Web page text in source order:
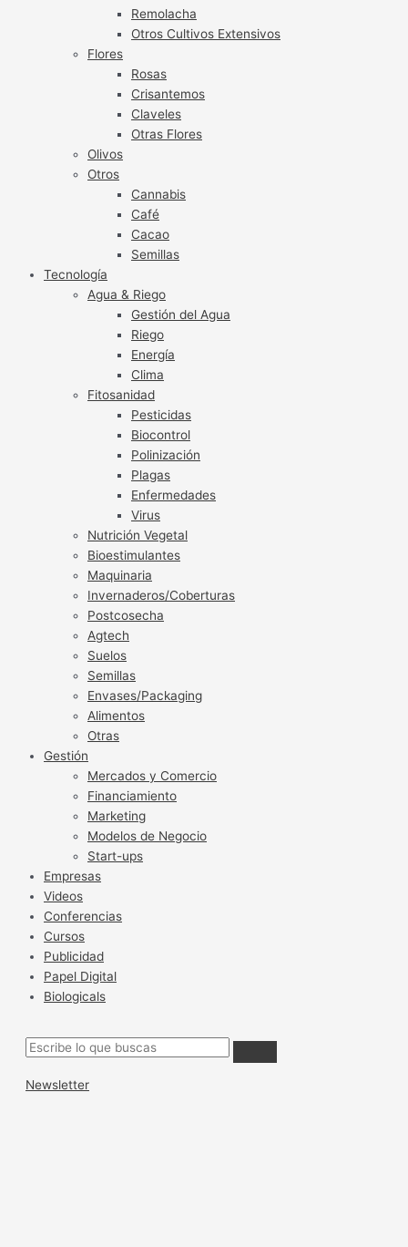
Remolacha
Otros Cultivos Extensivos
Flores
Rosas
Crisantemos
Claveles
Otras Flores
Olivos
Otros
Cannabis
Café
Cacao
Semillas
Tecnología
Agua & Riego
Gestión del Agua
Riego
Energía
Clima
Fitosanidad
Pesticidas
Biocontrol
Polinización
Plagas
Enfermedades
Virus
Nutrición Vegetal
Bioestimulantes
Maquinaria
Invernaderos/Coberturas
Postcosecha
Agtech
Suelos
Semillas
Envases/Packaging
Alimentos
Otras
Gestión
Mercados y Comercio
Financiamiento
Marketing
Modelos de Negocio
Start-ups
Empresas
Videos
Conferencias
Cursos
Publicidad
Papel Digital
Biologicals
Newsletter